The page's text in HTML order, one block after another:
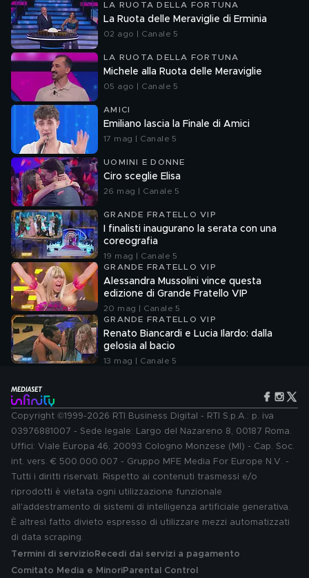
LA RUOTA DELLA FORTUNA
La Ruota delle Meraviglie di Erminia
02 ago | Canale 5
LA RUOTA DELLA FORTUNA
Michele alla Ruota delle Meraviglie
05 ago | Canale 5
AMICI
Emiliano lascia la Finale di Amici
17 mag | Canale 5
UOMINI E DONNE
Ciro sceglie Elisa
26 mag | Canale 5
GRANDE FRATELLO VIP
I finalisti inaugurano la serata con una
coreografia
19 mag | Canale 5
GRANDE FRATELLO VIP
Alessandra Mussolini vince questa
edizione di Grande Fratello VIP
20 mag | Canale 5
GRANDE FRATELLO VIP
Renato Biancardi e Lucia Ilardo: dalla
gelosia al bacio
13 mag | Canale 5
Copyright ©1999-2026 RTI Business Digital - RTI S.p.A.: p. iva
03976881007 - Sede legale: Largo del Nazareno 8, 00187 Roma.
Uffici: Viale Europa 46, 20093 Cologno Monzese (MI) - Cap. Soc.
int. vers. € 500.000.007 - Gruppo MFE Media For Europe N.V. -
Tutti i diritti riservati. Rispetto ai contenuti trasmessi e/o
riprodotti è vietata ogni utilizzazione funzionale
all'addestramento di sistemi di intelligenza artificiale generativa.
È altresì fatto divieto espresso di utilizzare mezzi automatizzati
di data scraping.
Termini di servizio Recedi dai servizi a pagamento
Comitato Media e MinoriParental Control